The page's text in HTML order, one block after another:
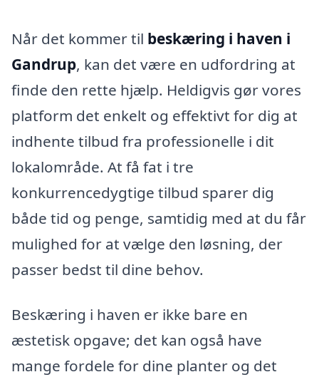
Når det kommer til beskæring i haven i
Gandrup, kan det være en udfordring at
finde den rette hjælp. Heldigvis gør vores
platform det enkelt og effektivt for dig at
indhente tilbud fra professionelle i dit
lokalområde. At få fat i tre
konkurrencedygtige tilbud sparer dig
både tid og penge, samtidig med at du får
mulighed for at vælge den løsning, der
passer bedst til dine behov.
Beskæring i haven er ikke bare en
æstetisk opgave; det kan også have
mange fordele for dine planter og det